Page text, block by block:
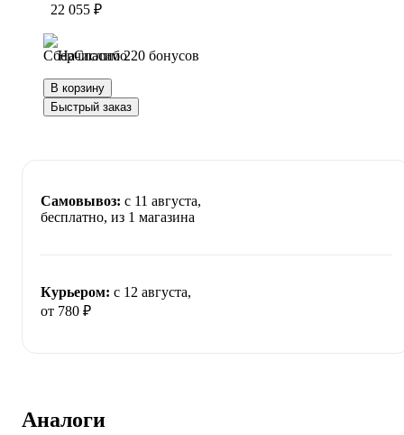
22 055 ₽
Начислим 220 бонусов
В корзину
Быстрый заказ
Самовывоз: c 11 августа,
бесплатно, из 1 магазина
Курьером: c 12 августа,
от 780 ₽
Аналоги